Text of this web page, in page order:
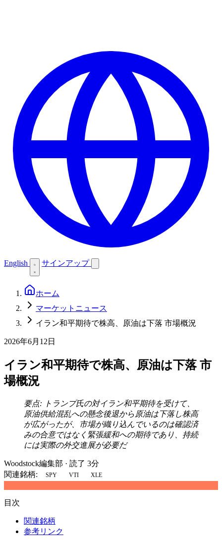
English サインアップ
ホーム
マーケットニュース
イラン和平期待で株高、原油は下落 市場概況
2026年6月12日
イラン和平期待で株高、原油は下落 市
場概況
要点: トランプ氏の対イラン和平期待を受けて、
原油供給混乱への懸念後退から原油は下落し株高
が広がったが、市場が織り込んでいるのは確認済
みの合意ではなく緊張緩和への期待であり、持続
には実際の外交進展が必要だ
Woodstock編集部 · 読了 3分
関連銘柄:
SPY VTI XLE
目次
関連銘柄
参考リンク